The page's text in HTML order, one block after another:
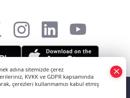
projesidir Copyright© 2006-2026
adına sitemizde çerez
KVKK ve GDPR kapsamında
çerezleri kullanmamızı kabul etmiş